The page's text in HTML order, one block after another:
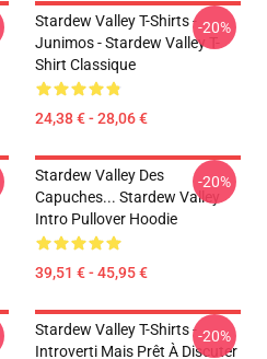
Stardew Valley T-Shirts -
Junimos - Stardew Valley T-
Shirt Classique
24,38 € - 28,06 €
-20%
Stardew Valley Des
Capuches... Stardew Valley
Intro Pullover Hoodie
39,51 € - 45,95 €
-20%
Stardew Valley T-Shirts -
Introverti Mais Prêt À Discuter
-20%